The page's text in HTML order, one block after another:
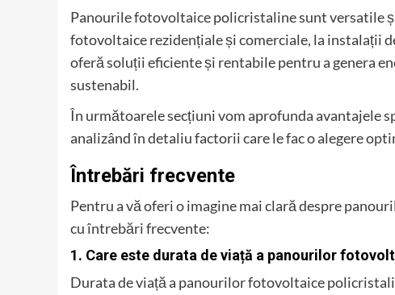
Panourile fotovoltaice policristaline sunt versatile
fotovoltaice rezidențiale și comerciale, la instalații
oferă soluții eficiente și rentabile pentru a genera
sustenabil.
În următoarele secțiuni vom aprofunda avantajele
analizând în detaliu factorii care le fac o alegere
Întrebări frecvente
Pentru a vă oferi o imagine mai clară despre
cu întrebări frecvente:
1. Care este durata de viață a panourilor
Durata de viață a panourilor fotovoltaice